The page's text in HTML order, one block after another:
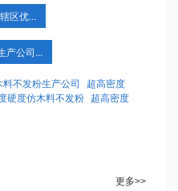
区优...
产公司...
不发粉生产公司
超高密度
硬度仿木料不发粉 超高密度
更多>>